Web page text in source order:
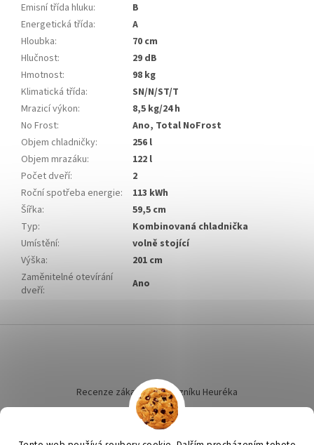
Emisní třída hluku:
B
Energetická třída:
A
Hloubka:
70 cm
Hlučnost:
29 dB
Hmotnost:
98 kg
Klimatická třída:
SN/N/ST/T
Mrazicí výkon:
8,5 kg/24 h
No Frost:
Ano, Total NoFrost
Objem chladničky:
256 l
Objem mrazáku:
122 l
Počet dveří:
2
Roční spotřeba energie:
113 kWh
Šířka:
59,5 cm
Typ:
Kombinovaná chladnička
Umístění:
volně stojící
Výška:
201 cm
Zaměnitelné otevírání
dveří: Ano
í
Recenze zákazníků dotazníku Heuréka